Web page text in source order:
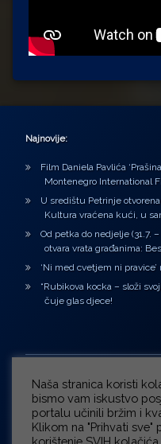
Najnovije:
Film Daniela Pavlića
Montenegro International
U središtu Petrinje
Kultura vraćena kući, u
Od petka do nedjelje (31.7.
otvara vrata građanima:
‘Ni med cvetjem ni
“Rubikova kocka – složi
čuje glas djece!
Naša stranica koristi
bismo vam iskustvo
portalu učinili bržim i
Klikom na "Prihvati sve"
korištenje SVIH